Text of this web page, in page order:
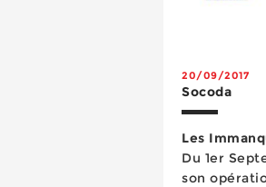
20/09/2017
Socoda
Les
Du 1er
son